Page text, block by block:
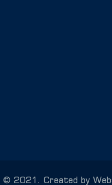
© 2021. Created by